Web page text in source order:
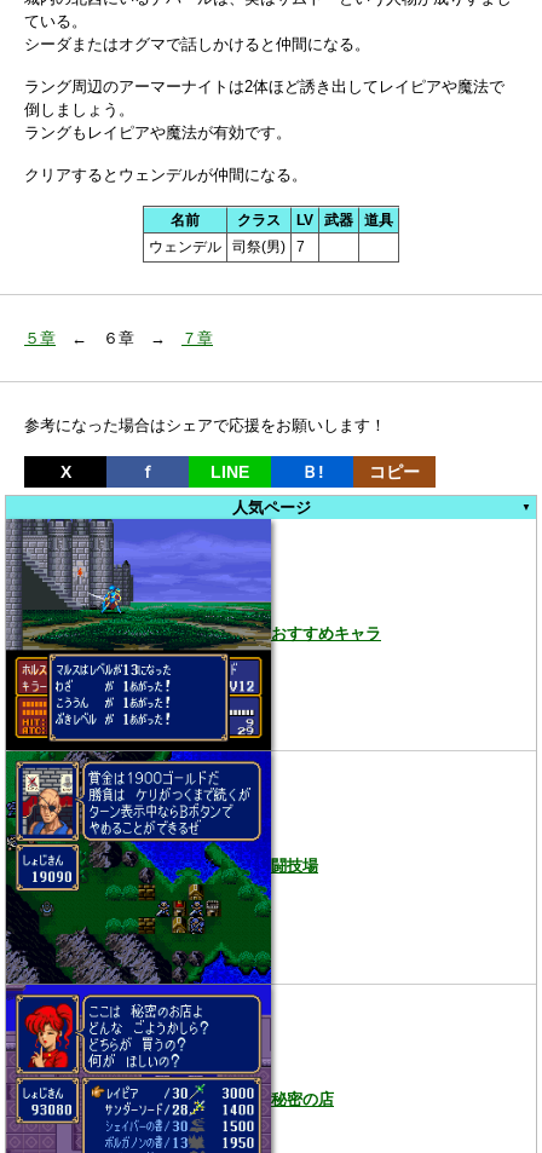
ている。
シーダまたはオグマで話しかけると仲間になる。
ラング周辺のアーマーナイトは2体ほど誘き出してレイピアや魔法で
倒しましょう。
ラングもレイピアや魔法が有効です。
クリアするとウェンデルが仲間になる。
名前 クラス LV 武器
道具
ウェンデル
司祭(男) 7
５章 ← ６章 → ７章
参考になった場合はシェアで応援をお願いします！
X ｆ LINE Ｂ! コピー
人気ページ
おすすめキャラ
闘技場
秘密の店